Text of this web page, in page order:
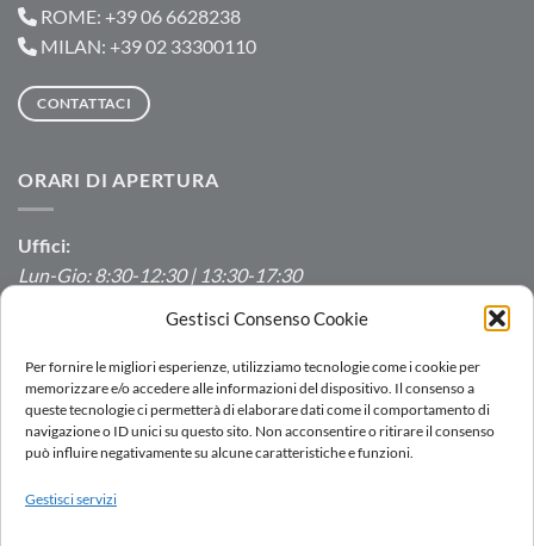
Gestisci Consenso Cookie
Per fornire le migliori esperienze, utilizziamo tecnologie come i cookie per
memorizzare e/o accedere alle informazioni del dispositivo. Il consenso a
queste tecnologie ci permetterà di elaborare dati come il comportamento di
navigazione o ID unici su questo sito. Non acconsentire o ritirare il consenso
può influire negativamente su alcune caratteristiche e funzioni.
Gestisci servizi
ROME: +39 06 6628238
MILAN: +39 02 33300110
CONTATTACI
ORARI DI APERTURA
Uffici:
Lun-Gio: 8:30-12:30 | 13:30-17:30
Produzione/Magazzino:
Lun-Ven: 7:00-12:00 | 13:00-16:00